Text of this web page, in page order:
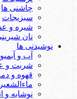
چاشنی ها
سبزیجات
شیره و
نان
نوشیدنی ها
آب و
شربت و
قهوه و
ماءالشعیر
نوشابه و